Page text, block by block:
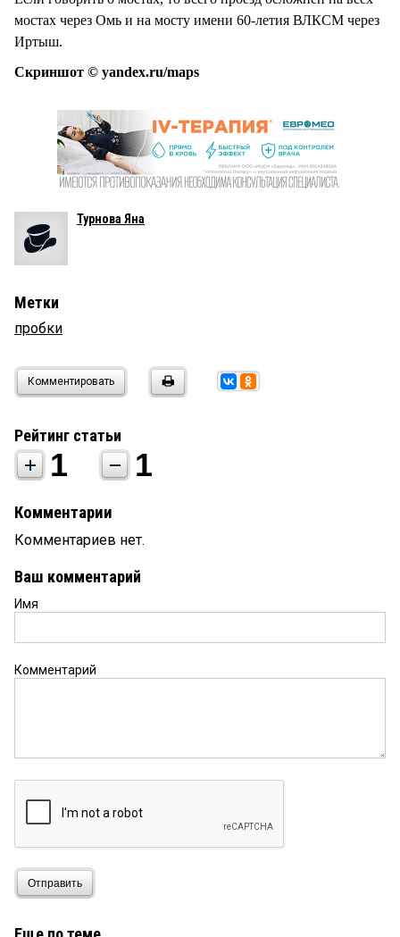
мостах через Омь и на мосту имени 60-летия ВЛКСМ через
Иртыш.
Скриншот © yandex.ru/maps
Турнова Яна
Метки
пробки
Комментировать
Рейтинг статьи
1 1
Комментарии
Комментариев нет.
Ваш комментарий
Имя
Комментарий
Отправить